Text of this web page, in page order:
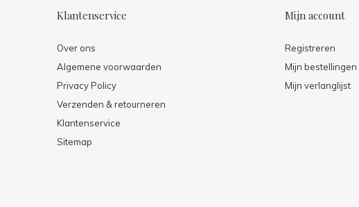
Klantenservice
Over ons
Algemene voorwaarden
Privacy Policy
Verzenden & retourneren
Klantenservice
Sitemap
Mijn account
Registreren
Mijn bestellingen
Mijn verlanglijst